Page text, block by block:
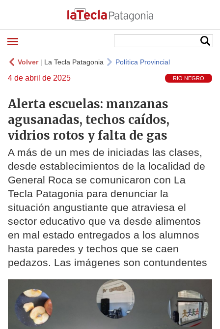
Volver| La Tecla Patagonia Política Provincial
4 de abril de 2025 RIO NEGRO
Alerta escuelas: manzanas
agusanadas, techos caídos,
vidrios rotos y falta de gas
A más de un mes de iniciadas las clases,
desde establecimientos de la localidad de
General Roca se comunicaron con La
Tecla Patagonia para denunciar la
situación angustiante que atraviesa el
sector educativo que va desde alimentos
en mal estado entregados a los alumnos
hasta paredes y techos que se caen
pedazos. Las imágenes son contundentes